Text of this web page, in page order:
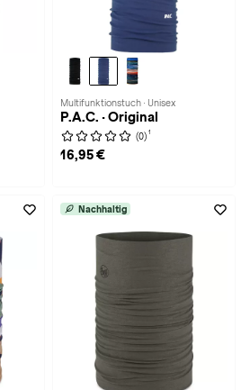
Multifunktionstuch · Unisex
P.A.C. · Original
(0) 1
16,95 €
Nachhaltig